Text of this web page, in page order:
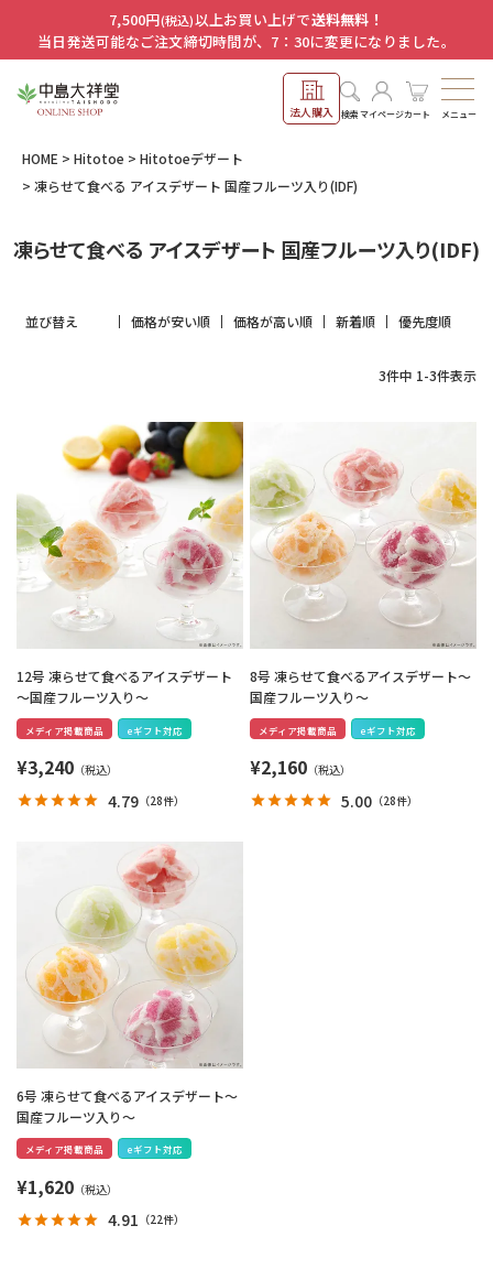
7,500円(税込)以上お買い上げで送料無料！
当日発送可能なご注文締切時間が、7：30に変更になりました。
法人購入 検索マイページカート メニュー
HOME Hitotoe
Hitotoeデザート
凍らせて食べる アイスデザート 国産フルーツ入り(IDF)
凍らせて食べる アイスデザート 国産フルーツ入り(IDF)
並び替え 価格が安い順 価格が高い順 新着順 優先度順
3件中 1-3件表示
12号 凍らせて食べるアイスデザート
～国産フルーツ入り～
メディア掲載商品 eギフト対応
¥3,240
4.79 （28件）
8号 凍らせて食べるアイスデザート～
国産フルーツ入り～
メディア掲載商品 eギフト対応
¥2,160
5.00 （28件）
6号 凍らせて食べるアイスデザート～
国産フルーツ入り～
メディア掲載商品 eギフト対応
¥1,620
4.91 （22件）